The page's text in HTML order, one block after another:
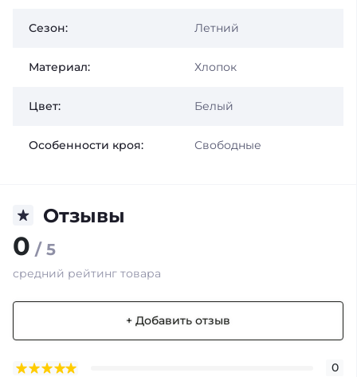
Сезон: Летний
Материал: Хлопок
Цвет: Белый
Особенности кроя: Свободные
Отзывы
0 / 5
средний рейтинг товара
+ Добавить отзыв
0